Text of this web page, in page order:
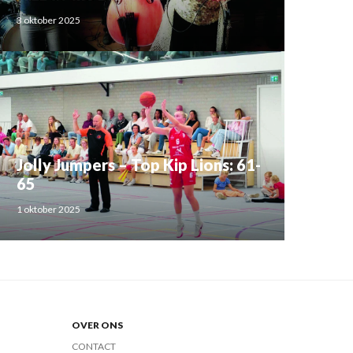
3 oktober 2025
Jolly Jumpers – Top Kip Lions: 61-
65
1 oktober 2025
OVER ONS
CONTACT